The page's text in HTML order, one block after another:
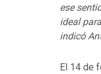
ese
ideal
indicó
El 14 de